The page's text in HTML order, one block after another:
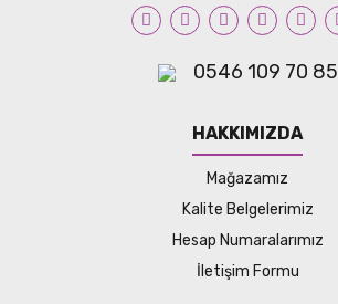
0546 109 70 85
HAKKIMIZDA
Mağazamız
Kalite Belgelerimiz
Hesap Numaralarımız
İletişim Formu